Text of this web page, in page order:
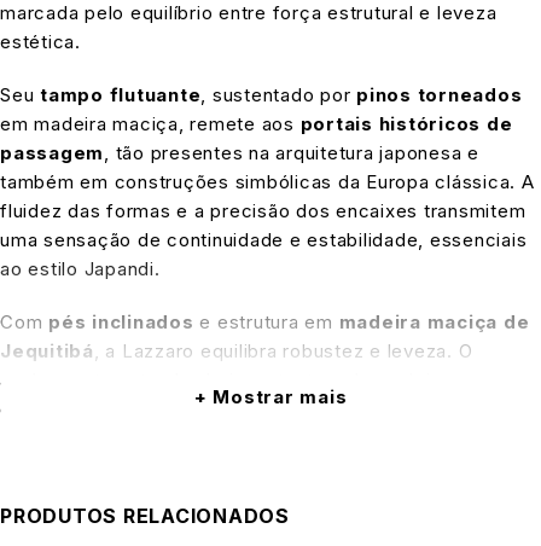
marcada pelo equilíbrio entre força estrutural e leveza
estética.
Seu tampo flutuante, sustentado por pinos torneados
em madeira maciça, remete aos portais históricos de
passagem, tão presentes na arquitetura japonesa e
também em construções simbólicas da Europa clássica. A
fluidez das formas e a precisão dos encaixes transmitem
uma sensação de continuidade e estabilidade, essenciais
ao estilo Japandi.
Com pés inclinados e estrutura em madeira maciça de
Jequitibá , a Lazzaro equilibra robustez e leveza. O
acabamento natural valoriza a textura da madeira,
destacando os veios com elegância e autenticidade. É
Estamesa de centro autoralfoi desenhada para
Mostrar mais
PRODUTOS RELACIONADOS